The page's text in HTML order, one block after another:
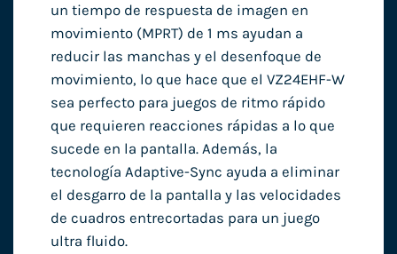
un tiempo de respuesta de imagen en
movimiento (MPRT) de 1 ms ayudan a
reducir las manchas y el desenfoque de
movimiento, lo que hace que el VZ24EHF-W
sea perfecto para juegos de ritmo rápido
que requieren reacciones rápidas a lo que
sucede en la pantalla. Además, la
tecnología Adaptive-Sync ayuda a eliminar
el desgarro de la pantalla y las velocidades
de cuadros entrecortadas para un juego
ultra fluido.